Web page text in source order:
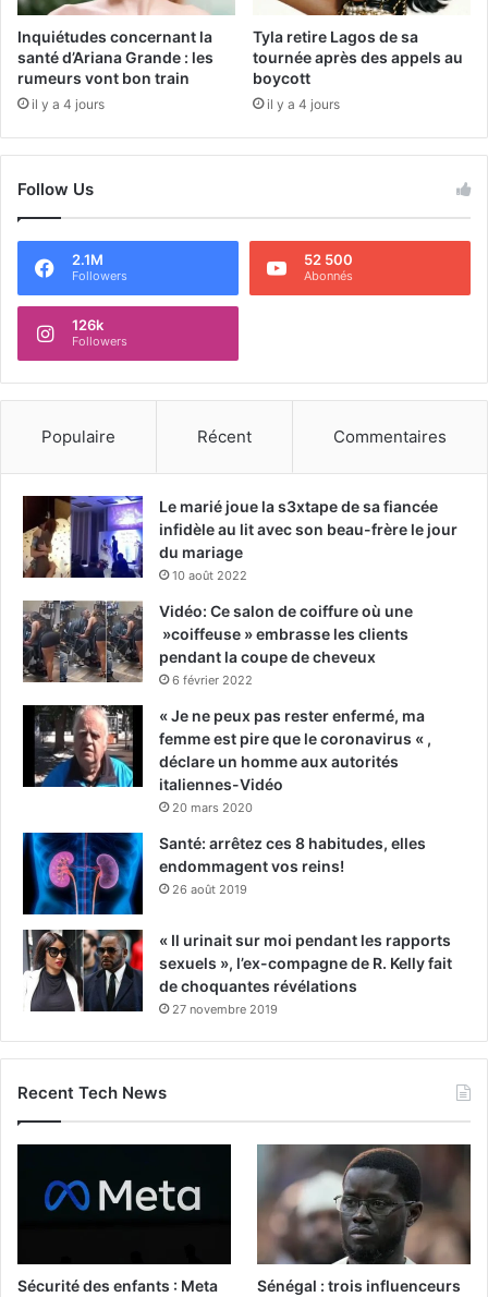
Inquiétudes concernant la
santé d’Ariana Grande : les
rumeurs vont bon train
il y a 4 jours
Tyla retire Lagos de sa
tournée après des appels au
boycott
il y a 4 jours
Follow Us
2.1M
Followers
52 500
Abonnés
126k
Followers
Populaire Récent Commentaires
Le marié joue la s3xtape de sa fiancée
infidèle au lit avec son beau-frère le jour
du mariage
10 août 2022
Vidéo: Ce salon de coiffure où une
»coiffeuse » embrasse les clients
pendant la coupe de cheveux
6 février 2022
« Je ne peux pas rester enfermé, ma
femme est pire que le coronavirus « ,
déclare un homme aux autorités
italiennes-Vidéo
20 mars 2020
Santé: arrêtez ces 8 habitudes, elles
endommagent vos reins!
26 août 2019
« Il urinait sur moi pendant les rapports
sexuels », l’ex-compagne de R. Kelly fait
de choquantes révélations
27 novembre 2019
Recent Tech News
Sécurité des enfants : Meta
Sénégal : trois influenceurs